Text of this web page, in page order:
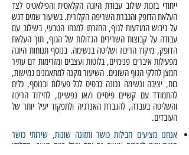
ייחודי בזכות שילוב עבודת היוגה הקלאסית והפילאטיס לצד
העלאת הדופק והגברת השריפה הקלורית. בשיעור שמים דגש
על גיבוש המודעות לגוף, החזרתו למנחו הטבעי, בשילוב עם
עבודה על קבוצות השרירים הגדולות של הגוף, תוך העלאת
הדופק, מיקוד הריכוז ושליטה בנשימה. בנוסף תנוחות היוגה
מפעילות איברים פנימיים, בלוטות ועצבים ומזרימות דם עתיר
חמצן לחלקי הגוף השונים. השיעור מקנה למתאמנים גמישות,
כוח, יציבה ונשימה נכונה כבסיס לכל פעילות ובנוסף, כלים
להתמודד עם קשיים פיסיים ו/או נפשיים, לחידוד הריכוז
והשליטה בעבדה, להגברת האנרגיה ולתפקוד יעיל יותר של
העובדים.
אנחנו מציעים חבילות כושר ותזונה שונות, שירותי כושר
המותאמים לגברים ונשים גם יחד ובכל רמת כושר. הקליקו